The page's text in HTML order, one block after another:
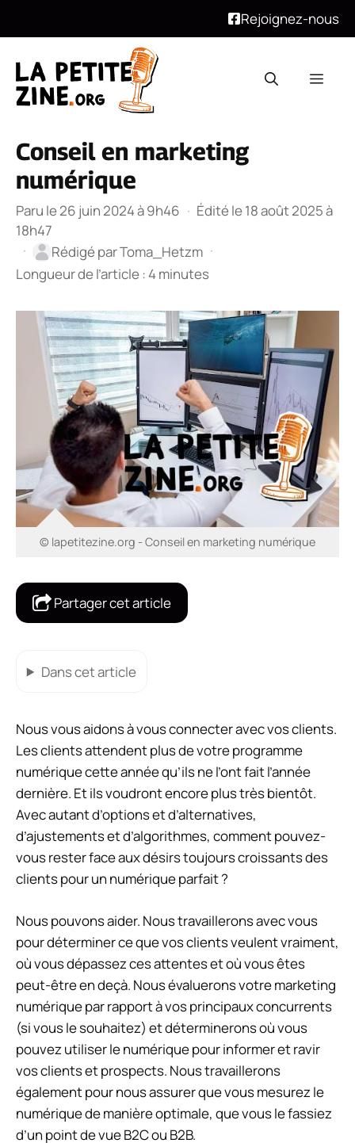
Rejoignez-nous
contenu
Conseil en marketing
numérique
Paru le 26 juin 2024 à 9h46 · Édité le 18 août 2025 à
18h47
·
Rédigé parToma_Hetzm ·
Longueur de l’article : 4 minutes
© lapetitezine.org - Conseil en marketing numérique
Partager cet article
Dans cet article
Nous vous aidons à vous connecter avec vos clients.
Les clients attendent plus de votre programme
numérique cette année qu’ils ne l’ont fait l’année
dernière. Et ils voudront encore plus très bientôt.
Avec autant d’options et d’alternatives,
d’ajustements et d’algorithmes, comment pouvez-
vous rester face aux désirs toujours croissants des
clients pour un numérique parfait ?
Nous pouvons aider. Nous travaillerons avec vous
pour déterminer ce que vos clients veulent vraiment,
où vous dépassez ces attentes et où vous êtes
peut-être en deçà. Nous évaluerons votre marketing
numérique par rapport à vos principaux concurrents
(si vous le souhaitez) et déterminerons où vous
pouvez utiliser le numérique pour informer et ravir
vos clients et prospects. Nous travaillerons
également pour nous assurer que vous mesurez le
numérique de manière optimale, que vous le fassiez
d’un point de vue B2C ou B2B.